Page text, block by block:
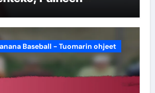
Baseball - Tuomarin ohjeet